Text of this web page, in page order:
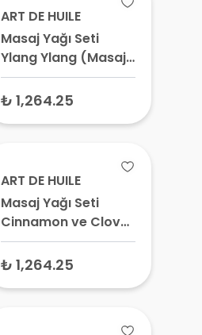
ART DE HUILE
Masaj Yağı Seti
Ylang Ylang (Masaj
Yağı 100 ml + Ylang
Ylang Yağı 2 ml)
₺ 1,264.25
ART DE HUILE
Masaj Yağı Seti
Cinnamon ve Clove
(Masaj Yağı 100 ml +
Tarçın ve Karanfil
₺ 1,264.25